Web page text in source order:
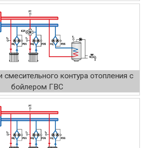
контура отопления с
бойлером ГВС